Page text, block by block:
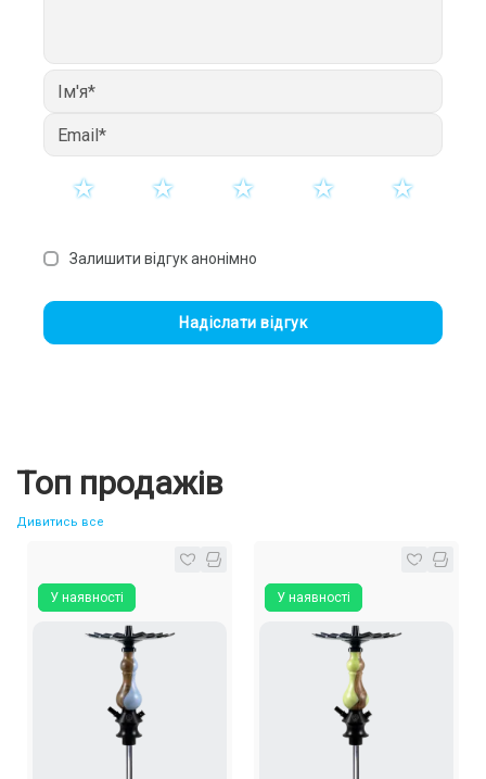
Залишити відгук анонімно
Надіслати відгук
Топ продажів
Дивитись все
У наявності У наявності